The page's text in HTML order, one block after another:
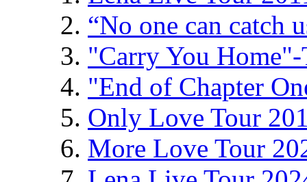
“No one can catch
"Carry You
"End of Chapter
Only Love Tour
More Love Tour